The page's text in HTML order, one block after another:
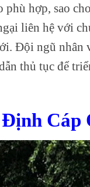
hợp, sao
liên hệ với
Đội ngũ nhân
thủ tục để
Cáp